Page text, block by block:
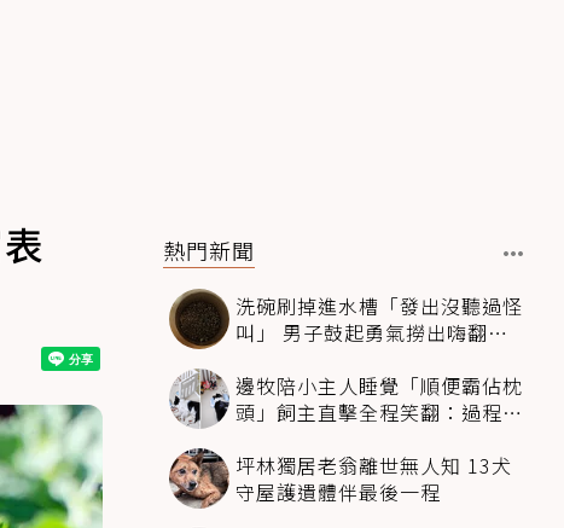
熱門新聞
洗碗刷掉進水槽「發出沒聽過怪
叫」 男子鼓起勇氣撈出嗨翻：
邊牧陪小主人睡覺「順便霸佔枕
頭」飼主直擊全程笑翻：過程絲
坪林獨居老翁離世無人知 13犬
守屋護遺體伴最後一程